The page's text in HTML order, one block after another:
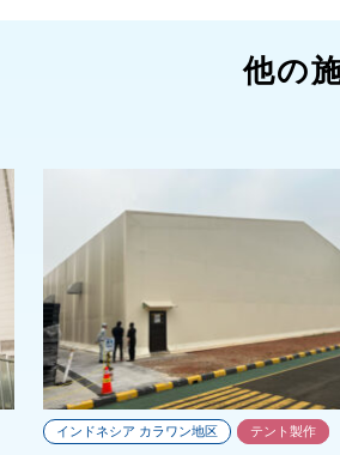
他の
インドネシア カラワン地区 テント製作